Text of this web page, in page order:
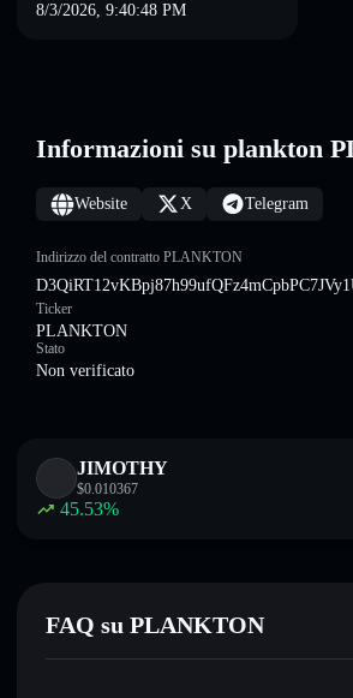
8/3/2026, 9:40:48 PM
Informazioni su plankton
Website X Telegram
Indirizzo del contratto PLANKTON
Ticker
PLANKTON
Stato
Non verificato
JIMOTHY
$0.010367
45.53%
FAQ su PLANKTON